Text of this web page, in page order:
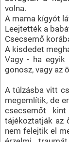
volna.
A mama kígyót
Leejtették a
Csecsemő
A kisdedet
Vagy - ha egyik
gonosz, vagy az
A túlzásba vitt
megemlítik, de
csecsemőt
tájékoztatják az
nem felejtik el